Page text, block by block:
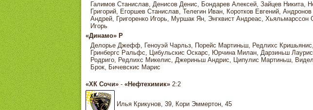
Галимов Станислав, Денисов Денис, Бондарев Алексей, Зайцев
Григорий, Егоршев Станислав, Телегин Иван, Коротков Евгений,
Андрей, Григоренко Игорь, Муршак Ян, Энгквист Андреас,
Игорь
«Динамо» Р
Делорье Джефф, Геноуэй Чарльз, Порейс Мартиньш, Редлихс
Гринбергс Ральфс, Цибульскис Оскарс, Юрчина Милан, Дарзиньш
Родриго, Редлихс Микелис, Джериньш Андрис, Ципулис Мартиньш,
Брок, Бичевскис Марис
«ХК Сочи»- «Нефтехимик»2:2
Илья Крикунов, 39, Кори Эммертон, 45